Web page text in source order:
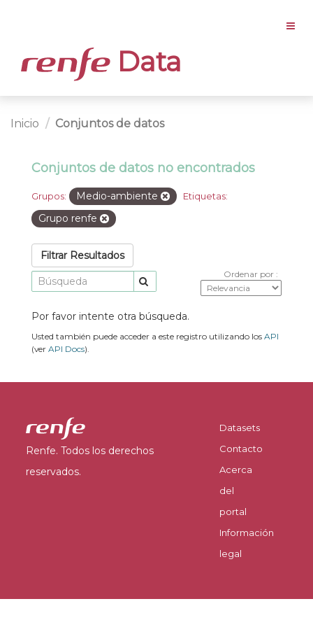
Data
Inicio Conjuntos de datos
Conjuntos de datos no encontrados
Grupos: Medio-ambiente Etiquetas:
Grupo renfe
Filtrar Resultados
Ordenar por
Por favor intente otra búsqueda.
Usted también puede acceder a este registro utilizando los API
(ver API Docs).
Renfe. Todos los derechos
reservados.
Datasets
Contacto
Acerca
del
portal
Información
legal